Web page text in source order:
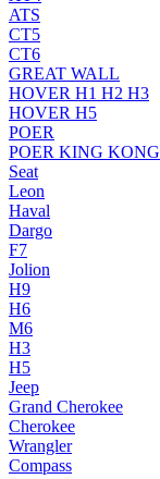
ATS
CT5
CT6
GREAT WALL
HOVER H1 H2 H3
HOVER H5
POER
POER KING KONG
Seat
Leon
Haval
Dargo
F7
Jolion
H9
H6
M6
H3
H5
Jeep
Grand Cherokee
Cherokee
Wrangler
Compass